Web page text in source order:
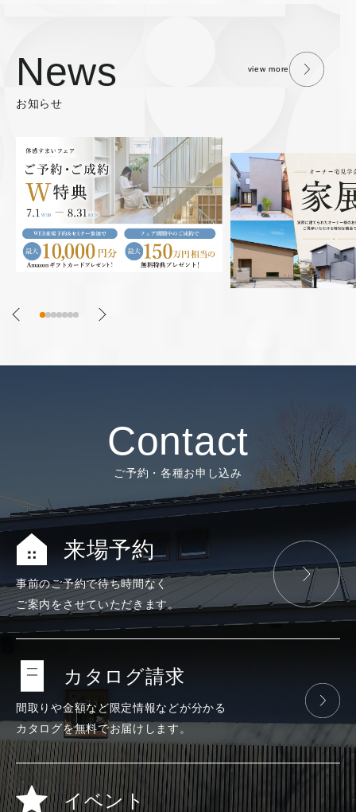
News
お知らせ
view more
Contact
ご予約・各種お申し込み
来場予約
事前のご予約で待ち時間なく
ご案内をさせていただきます。
カタログ請求
間取りや金額など限定情報などが分かる
カタログを無料でお届けします。
イベント